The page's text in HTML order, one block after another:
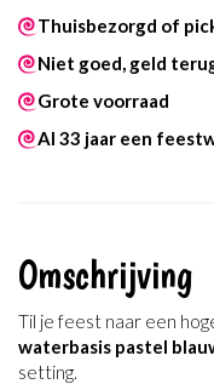
Thuisbezorgd of
Niet goed, geld
Grote voorraad
Al 33 jaar een
Omschrijving
Til je feest naar een
waterbasis pastel
setting.